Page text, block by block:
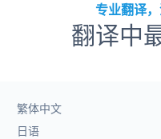
专业翻译
翻译中
繁体中文
日语